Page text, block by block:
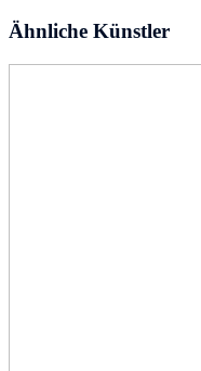
Ähnliche Künstler